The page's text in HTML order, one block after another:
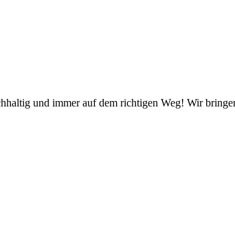
und immer auf dem richtigen Weg! Wir